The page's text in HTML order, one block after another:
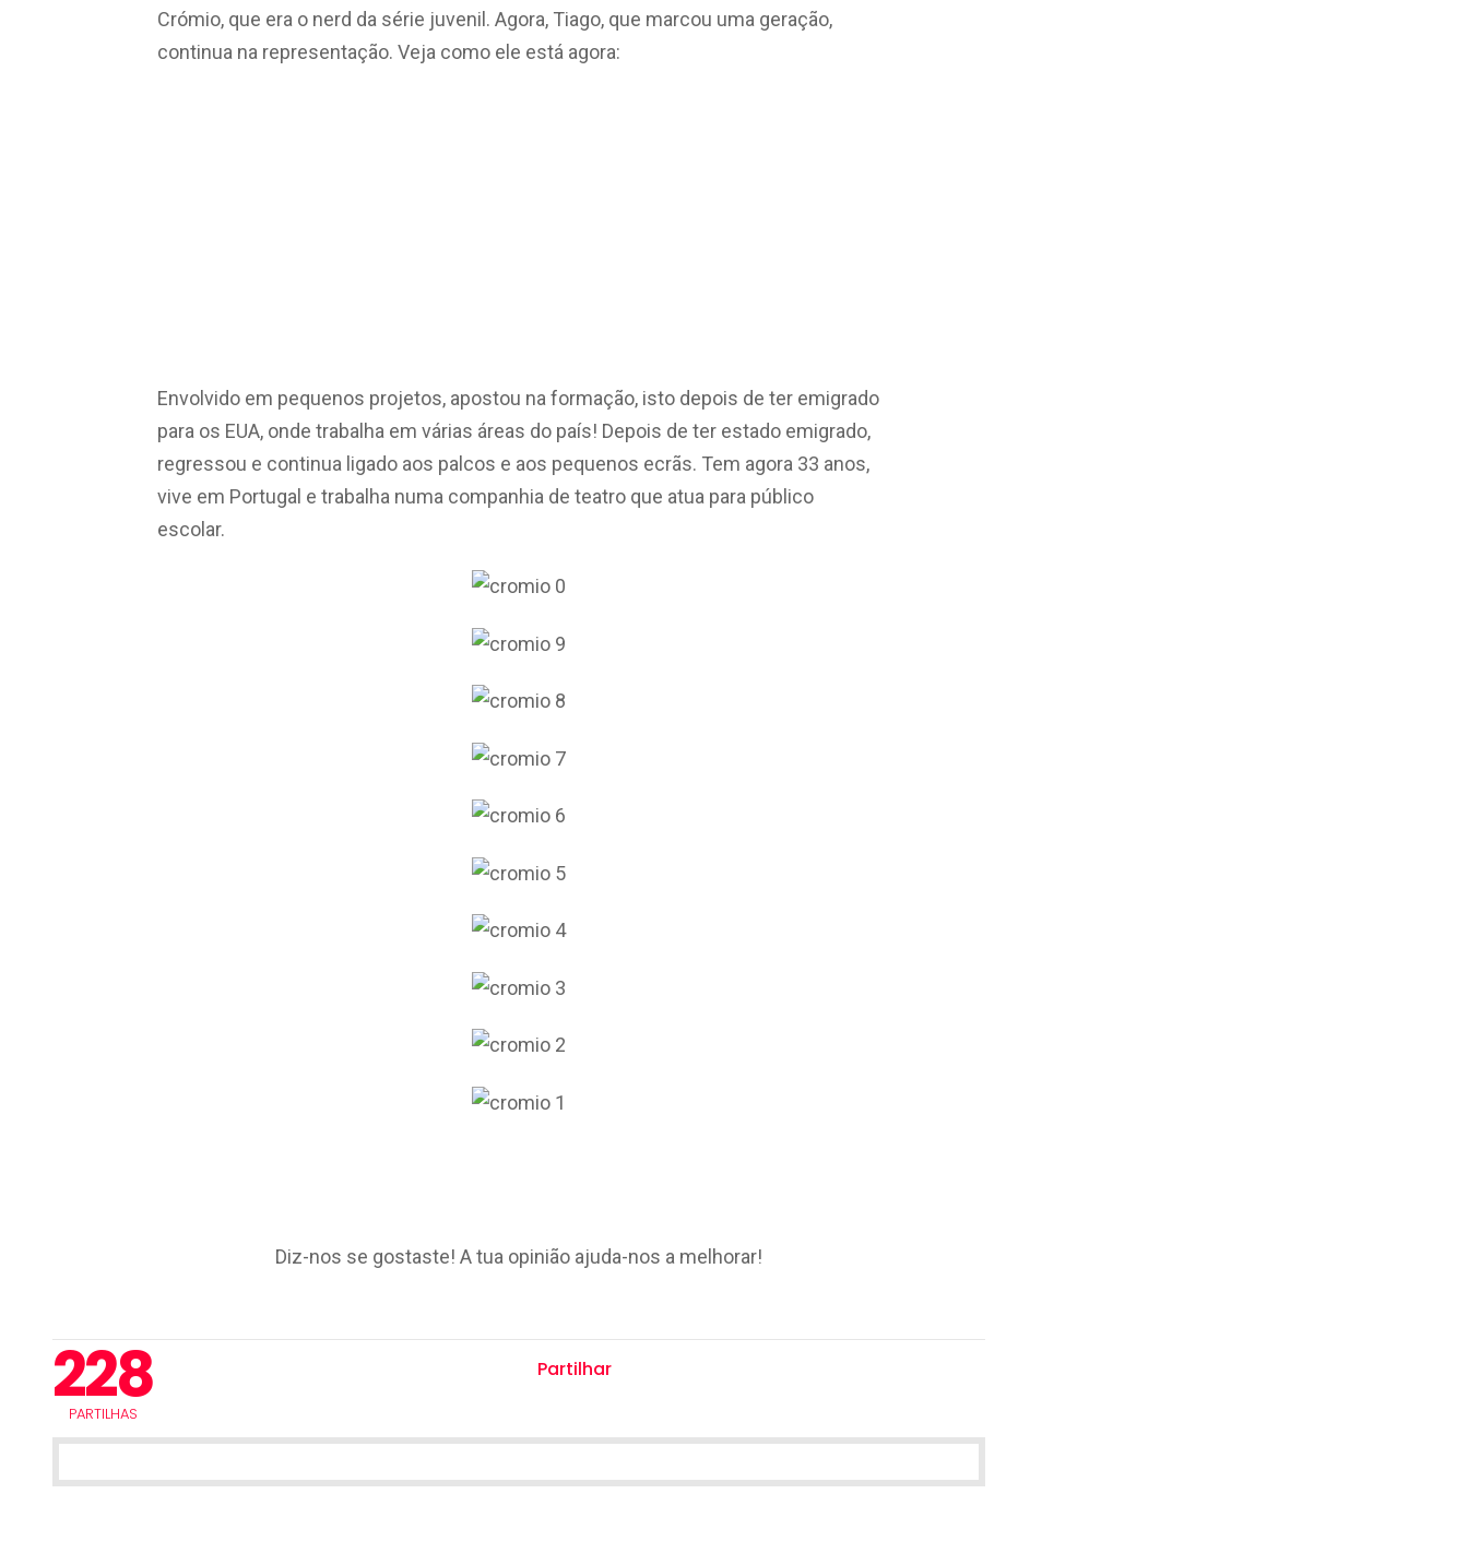
Crómio, que era o nerd da série juvenil. Agora, Tiago, que marcou uma geração,
continua na representação. Veja como ele está agora:
Envolvido em pequenos projetos, apostou na formação, isto depois de ter emigrado
para os EUA, onde trabalha em várias áreas do país! Depois de ter estado emigrado,
regressou e continua ligado aos palcos e aos pequenos ecrãs. Tem agora 33 anos,
vive em Portugal e trabalha numa companhia de teatro que atua para público
escolar.
Diz-nos se gostaste! A tua opinião ajuda-nos a melhorar!
228
PARTILHAS
Partilhar